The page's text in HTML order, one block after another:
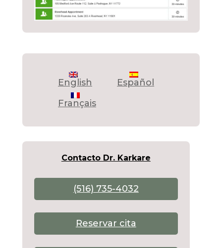
English
Español
Français
Contacto Dr. Karkare
(516) 735-4032
Reservar cita